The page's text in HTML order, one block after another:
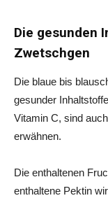
Die gesunden
Zwetschgen
Die blaue bis
gesunder
Vitamin C, sind
erwähnen.
Die enthaltenen
enthaltene Pektin